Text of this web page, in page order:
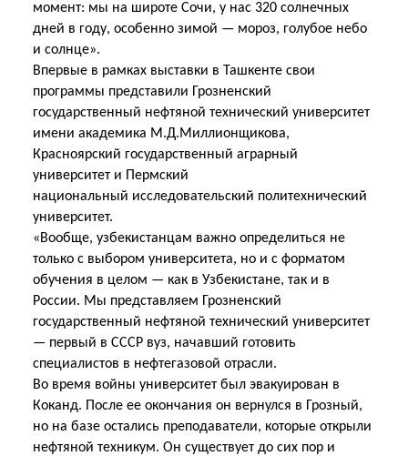
момент: мы на широте Сочи, у нас 320 солнечных
дней в году, особенно зимой — мороз, голубое небо
и солнце».
Впервые в рамках выставки в Ташкенте свои
программы представили Грозненский
государственный нефтяной технический университет
имени академика М.Д.Миллионщикова,
Красноярский государственный аграрный
университет и Пермский
национальный исследовательский политехнический
университет.
«Вообще, узбекистанцам важно определиться не
только с выбором университета, но и с форматом
обучения в целом — как в Узбекистане, так и в
России. Мы представляем Грозненский
государственный нефтяной технический университет
— первый в СССР вуз, начавший готовить
специалистов в нефтегазовой отрасли.
Во время войны университет был эвакуирован в
Коканд. После ее окончания он вернулся в Грозный,
но на базе остались преподаватели, которые открыли
нефтяной техникум. Он существует до сих пор и